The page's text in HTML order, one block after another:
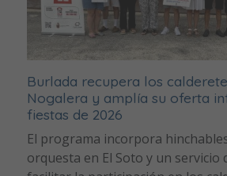
Burlada recupera los
Nogalera y amplía su oferta
fiestas de 2026
El programa incorpora
orquesta en El Soto y un servicio